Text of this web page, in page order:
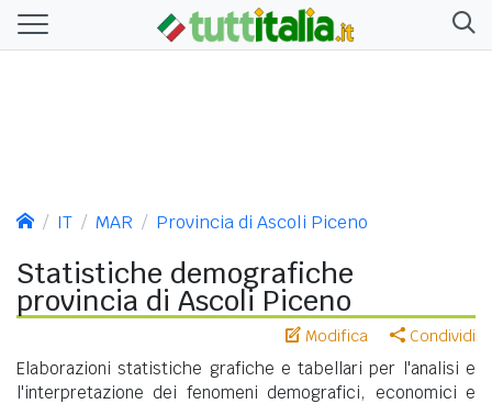
IT MAR Provincia di Ascoli Piceno
Statistiche demografiche
provincia di Ascoli Piceno
Modifica Condividi
Elaborazioni statistiche grafiche e tabellari per l'analisi e
l'interpretazione dei fenomeni demografici, economici e